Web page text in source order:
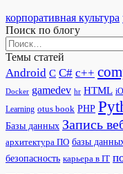
корпоративная культура
Поиск по блогу
Search
for:
Темы статей
Android C C# c++
Docker gamedev hr HTML
Learning otus book PHP
Базы данных Запись
архитектура ПО базы
безопасность карьера в IT